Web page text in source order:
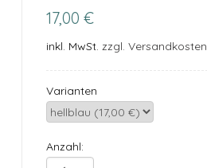
17,00 €
inkl. MwSt. zzgl. Versandkosten
Varianten
Anzahl: